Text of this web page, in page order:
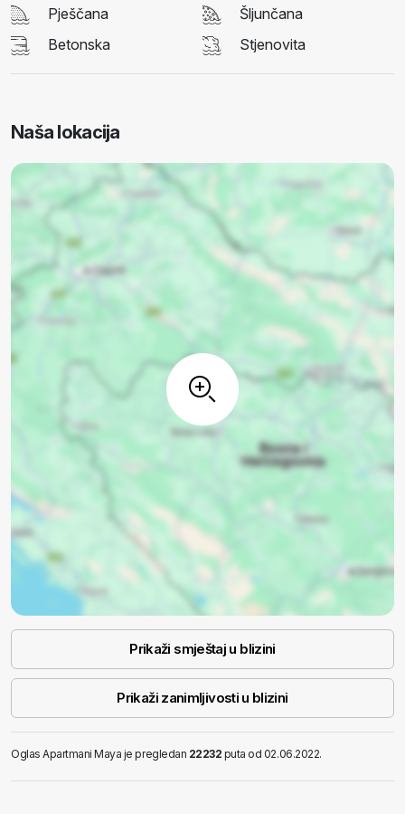
Pješčana
Šljunčana
Betonska
Stjenovita
Naša lokacija
Prikaži smještaj u blizini
Prikaži zanimljivosti u blizini
Oglas Apartmani Maya je pregledan 22232 puta od 02.06.2022.